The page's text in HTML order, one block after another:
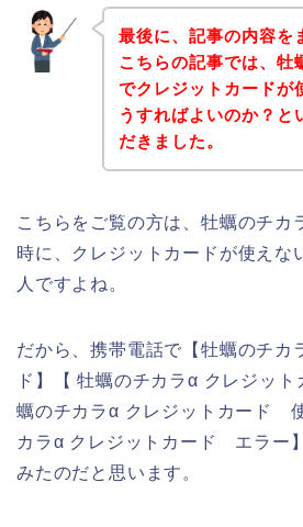
最後に、記事の内容を
こちらの記事では、牡
でクレジットカードが
うすればよいのか？と
だきました。
こちらをご覧の方は、牡蠣のチカ
時に、クレジットカードが使えな
人ですよね。
だから、携帯電話で【牡蠣のチカ
ド】【 牡蠣のチカラα クレジッ
蠣のチカラα クレジットカード
カラα クレジットカード エラー
みたのだと思います。